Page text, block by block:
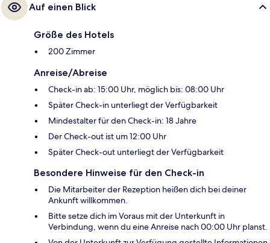
Auf einen Blick
Größe des Hotels
200 Zimmer
Anreise/Abreise
Check-in ab: 15:00 Uhr, möglich bis: 08:00 Uhr
Später Check-in unterliegt der Verfügbarkeit
Mindestalter für den Check-in: 18 Jahre
Der Check-out ist um 12:00 Uhr
Später Check-out unterliegt der Verfügbarkeit
Besondere Hinweise für den Check-in
Die Mitarbeiter der Rezeption heißen dich bei deiner
Ankunft willkommen.
Bitte setze dich im Voraus mit der Unterkunft in
Verbindung, wenn du eine Anreise nach 00:00 Uhr planst.